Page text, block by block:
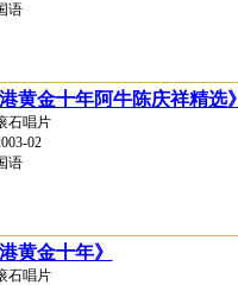
语
黄金十年阿牛陈庆祥精选》
石唱片
02
语
黄金十年》
石唱片